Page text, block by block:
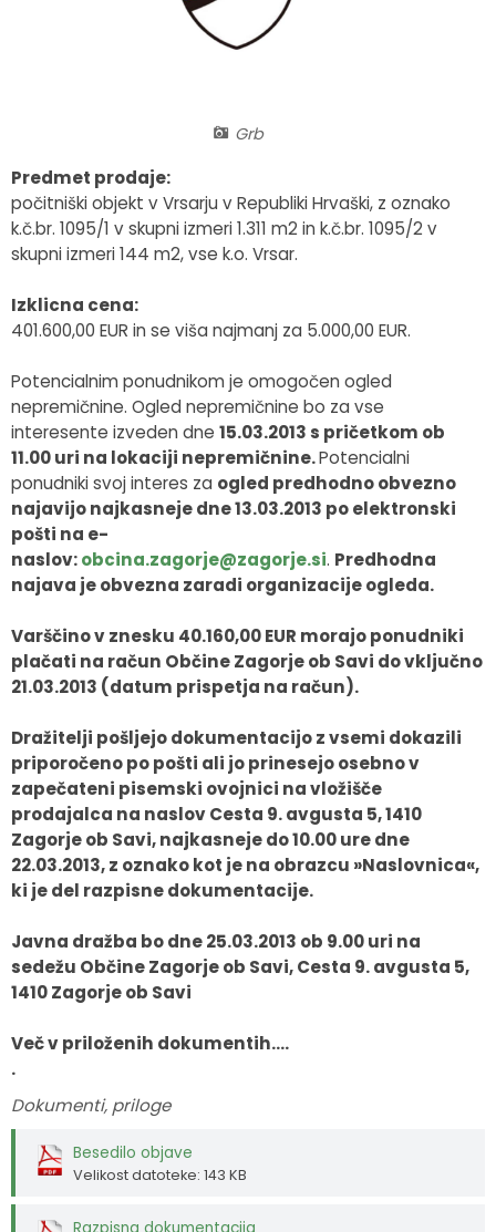
Grb
Predmet prodaje:
počitniški objekt v Vrsarju v Republiki Hrvaški, z oznako
k.č.br. 1095/1 v skupni izmeri 1.311 m2 in k.č.br. 1095/2 v
skupni izmeri 144 m2, vse k.o. Vrsar.
Izklicna cena:
401.600,00 EUR in se viša najmanj za 5.000,00 EUR.
Potencialnim ponudnikom je omogočen ogled
nepremičnine. Ogled nepremičnine bo za vse
interesente izveden dne 15.03.2013 s pričetkom ob
11.00 uri na lokaciji nepremičnine.Potencialni
ponudniki svoj interes za ogled predhodno obvezno
najavijo najkasneje dne 13.03.2013 po elektronski
pošti na e-
naslov:obcina.zagorje@zagorje.si. Predhodna
najava je obvezna zaradi organizacije ogleda.
Varščino v znesku 40.160,00 EUR morajo ponudniki
plačati na račun Občine Zagorje ob Savi do vključno
21.03.2013 (datum prispetja na račun).
Dražitelji pošljejo dokumentacijo z vsemi dokazili
priporočeno po pošti ali jo prinesejo osebno v
zapečateni pisemski ovojnici na vložišče
prodajalca na naslov Cesta 9. avgusta 5, 1410
Zagorje ob Savi, najkasneje do 10.00 ure dne
22.03.2013, z oznako kot je na obrazcu »Naslovnica«,
ki je del razpisne dokumentacije.
Javna dražba bo dne 25.03.2013 ob 9.00 uri na
sedežu Občine Zagorje ob Savi, Cesta 9. avgusta 5,
1410 Zagorje ob Savi
Več v priloženih dokumentih....
.
Dokumenti, priloge
Besedilo objave
Velikost datoteke: 143 KB
Občinska volilna komisija
Lokalne volitve
Strateški dokumenti
Katalog informacij javnega značaja